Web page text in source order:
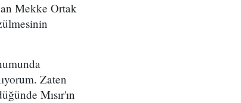
Mekke Ortak
Zaten
Mısır'ın